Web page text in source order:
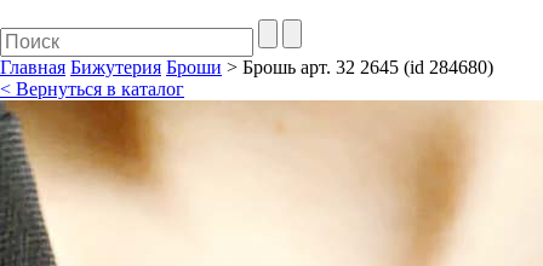
Главная Бижутерия Броши > Брошь арт. 32 2645 (id 284680)
< Вернуться в каталог